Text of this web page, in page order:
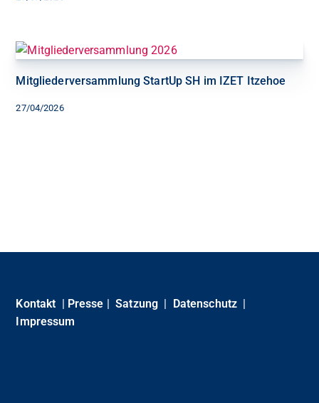
27/04/2026
Mitgliederversammlung StartUp SH im IZET Itzehoe
Kontakt | Presse |Satzung | Datenschutz |
Impressum